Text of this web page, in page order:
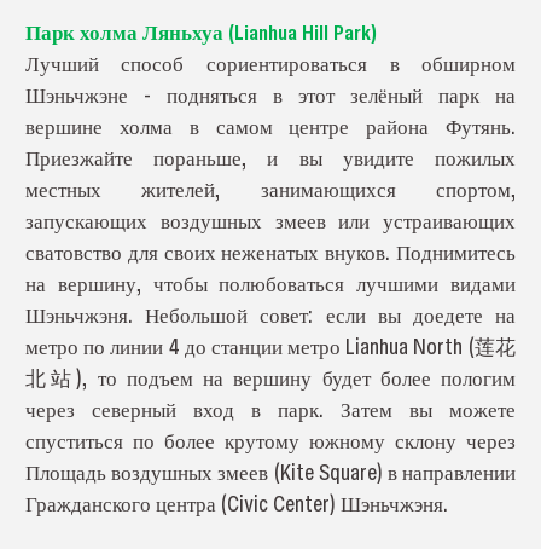
Парк холма Ляньхуа (Lianhua Hill Park)
Лучший способ сориентироваться в обширном
Шэньчжэне - подняться в этот зелёный парк на
вершине холма в самом центре района Футянь.
Приезжайте пораньше, и вы увидите пожилых
местных жителей, занимающихся спортом,
запускающих воздушных змеев или устраивающих
сватовство для своих неженатых внуков. Поднимитесь
на вершину, чтобы полюбоваться лучшими видами
Шэньчжэня. Небольшой совет: если вы доедете на
метро по линии 4 до станции метро Lianhua North (莲花
北站), то подъем на вершину будет более пологим
через северный вход в парк. Затем вы можете
спуститься по более крутому южному склону через
Площадь воздушных змеев (Kite Square) в направлении
Гражданского центра (Civic Center) Шэньчжэня.